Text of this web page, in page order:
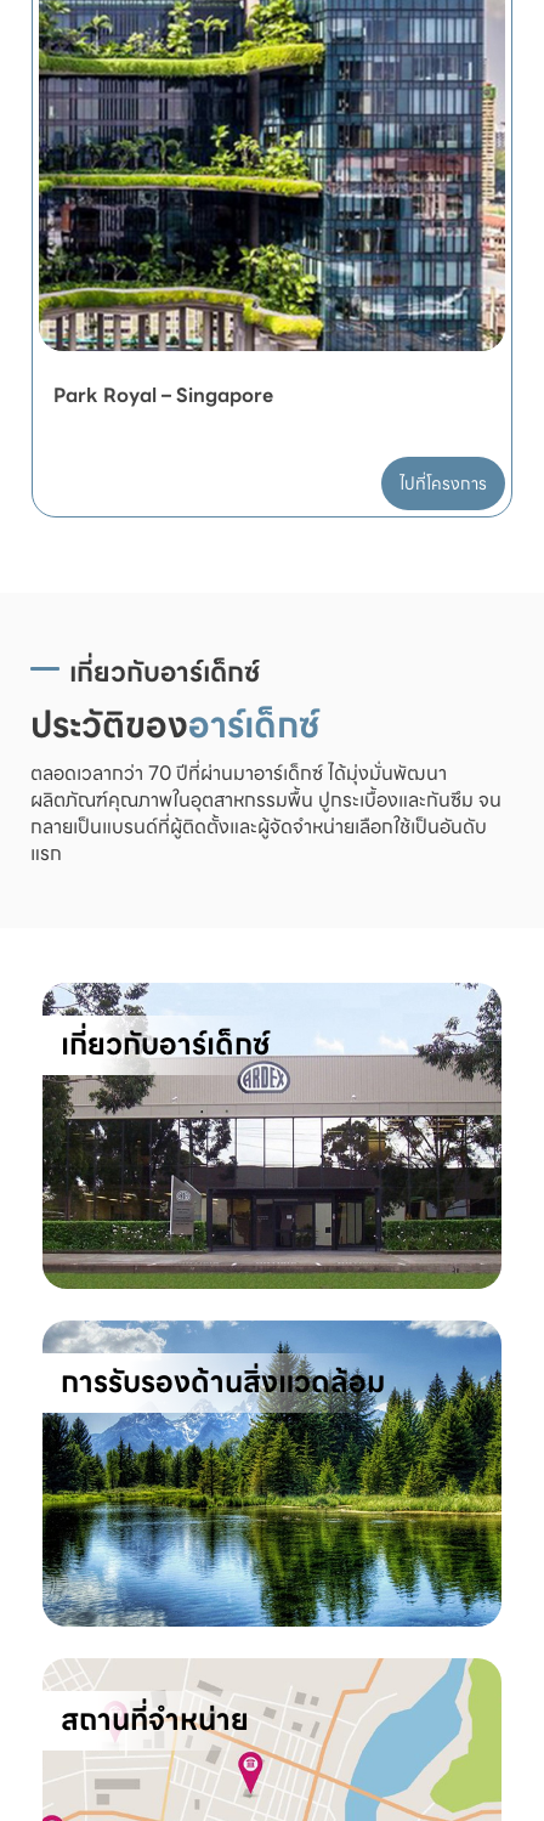
Park Royal – Singapore
ไปที่โครงการ
เกี่ยวกับอาร์เด็กซ์
ประวัติของอาร์เด็กซ์
ตลอดเวลากว่า 70 ปีที่ผ่านมาอาร์เด็กซ์ ได้มุ่งมั่นพัฒนา
ผลิตภัณฑ์คุณภาพในอุตสาหกรรมพื้น ปูกระเบื้องและกันซึม จน
กลายเป็นแบรนด์ที่ผู้ติดตั้งและผู้จัดจำหน่ายเลือกใช้เป็นอันดับ
แรก
เกี่ยวกับอาร์เด็กซ์
การรับรองด้านสิ่งแวดล้อม
สถานที่จำหน่าย